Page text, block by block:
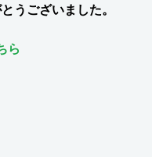
うございました。
ら